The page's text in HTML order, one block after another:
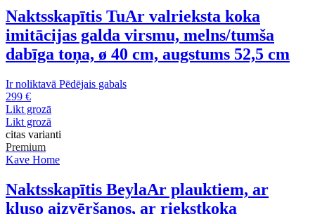
Naktsskapītis TuAr valrieksta koka
imitācijas galda virsmu, melns/tumša
dabīga toņa, ø 40 cm, augstums 52,5 cm
Ir noliktavā Pēdējais gabals
299 €
Likt grozā
Likt grozā
citas varianti
Premium
Kave Home
Naktsskapītis BeylaAr plauktiem, ar
kluso aizvēršanos, ar riekstkoka